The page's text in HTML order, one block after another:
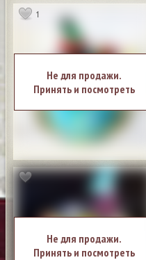
1
Не для продажи.
Принять и посмотреть
Не для продажи.
Принять и посмотреть